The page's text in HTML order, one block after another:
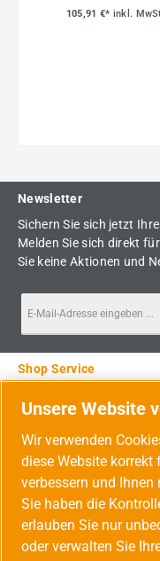
105,91 €* inkl.
Newsletter
Sichern Sie sich jetzt
Melden Sie sich direkt
Sie keine Aktionen und
Service-Hotline
Shop Service
Rechtliche Hinweise
Unsere Vorteile
Versandarten
Zahlungsarten
Unsere Website
Wir verwenden
diese Website korrekt
verbessern und
Sie haben die
erlauben Sie nur
oder verwalten Sie